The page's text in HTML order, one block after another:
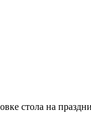
стола на